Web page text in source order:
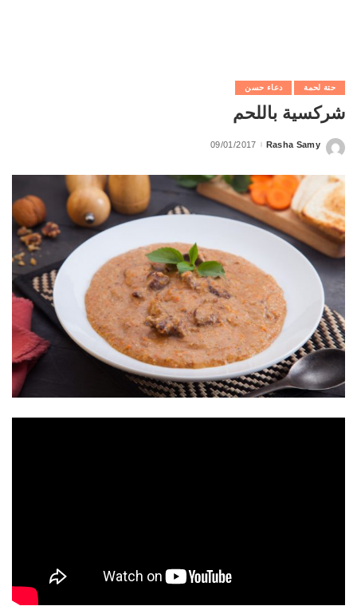
حتة لحمة دعاء حسن
شركسية باللحم
Posted
Rasha Samy
09/01/2017